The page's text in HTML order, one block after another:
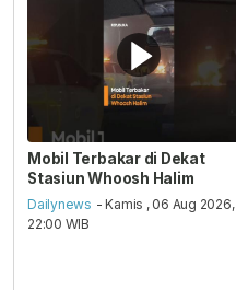
Mobil Terbakar di Dekat
Stasiun Whoosh Halim
Dailynews - Kamis , 06 Aug 2026,
22:00 WIB